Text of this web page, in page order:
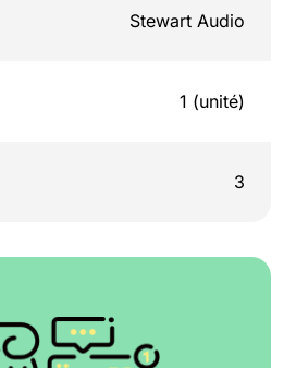
Stewart Audio
1 (unité)
3